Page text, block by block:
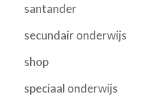
santander
secundair onderwijs
shop
speciaal onderwijs